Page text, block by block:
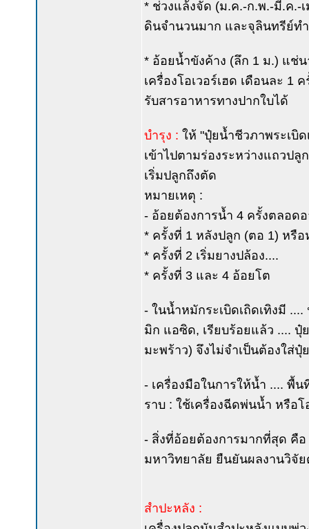
* ช่วงแล้งจัด (ม.ค.-ก.พ.-มี.ค.-
ดินจำนวนมาก และจุลินทรีย์ท
* อ้อยน้ำขังค้าง (ลึก 1 ม.) แช่
เครื่องโอเวอร์เฮด เดือนละ 1
รับสารอาหารทางปากใบได้
บำรุง : ให้ "ปุ๋ยน้ำชีวภาพระเบิ
เข้าไปตามร่องระหว่างแถวป
เริ่มปลูกถึงตัด
หมายเหตุ :
- อ้อยต้องการน้ำ 4 ครั้งตลอด
* ครั้งที่ 1 หลังปลูก (ตอ 1) หรือ
* ครั้งที่ 2 เริ่มยางปล้อง....
* ครั้งที่ 3 และ 4 อ้อยโต
- ในน้ำหมักระเบิดเถิดเทิงมี
มิก แอซิด, เรียบร้อยแล้ว .... ปุ๋
มะพร้าว) จึงไม่จำเป็นต้องใส่ปุ๋
- เครื่องมือในการให้น้ำ .... พื้
ราบ : ใช้เครื่องฉีดพ่นน้ำ หรือ
- สิ่งที่อ้อยต้องการมากที่สุด คื
มหาวิทยาลัย ยืนยันผลงานวิจั
สำปะหลัง :